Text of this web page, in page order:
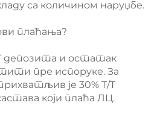
са количином наруџбе.
плаћања?
депозита и остатак
пре испоруке. За
је 30% T/T
који плаћа ЛЦ.